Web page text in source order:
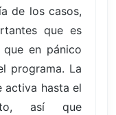
de los casos,
que es
que en pánico
programa. La
activa hasta el
así que